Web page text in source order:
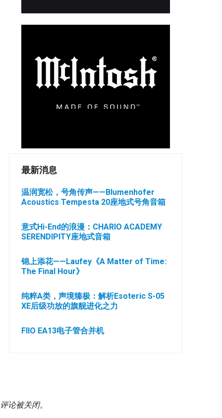
最新消息
温润宽松，号角传声——Blumenhofer
Acoustics Tempesta 20座地式号角音箱
意式Hi-End的浪漫：CHARIO ACADEMY
SERENDIPITY座地式音箱
锦上添花——Laufey《A Matter of Time:
The Final Hour》
纯粹A类，声境臻极：解析Esoteric S-05
XE后级功放的旗舰进化之力
FIIO EA13电子管合并机
评论被关闭。